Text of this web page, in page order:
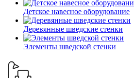
Детское навесное оборудование
Деревянные шведские стенки
Элементы шведской стенки